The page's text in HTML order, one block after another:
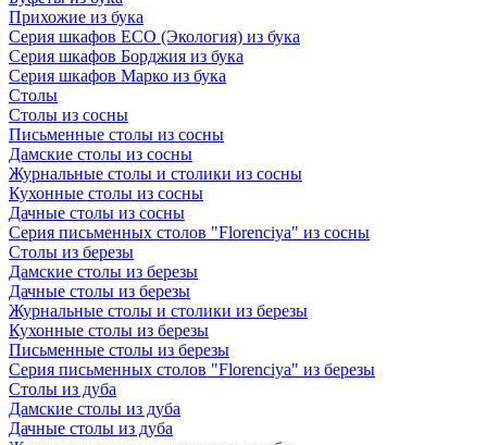
Прихожие из бука
Серия шкафов ECO (Экология) из бука
Серия шкафов Борджия из бука
Серия шкафов Марко из бука
Столы
Столы из сосны
Письменные столы из сосны
Дамские столы из сосны
Журнальные столы и столики из сосны
Кухонные столы из сосны
Дачные столы из сосны
Серия письменных столов "Florenciya" из сосны
Столы из березы
Дамские столы из березы
Дачные столы из березы
Журнальные столы и столики из березы
Кухонные столы из березы
Письменные столы из березы
Серия письменных столов "Florenciya" из березы
Столы из дуба
Дамские столы из дуба
Дачные столы из дуба